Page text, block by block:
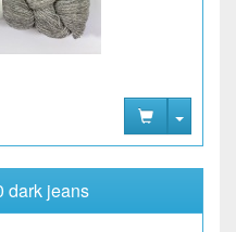
dark jeans